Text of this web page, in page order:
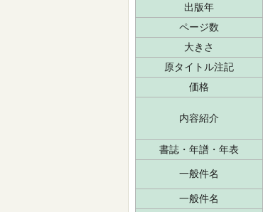
出版年
ページ数
大きさ
原タイトル注記
価格
内容紹介
書誌・年譜・年表
一般件名
一般件名